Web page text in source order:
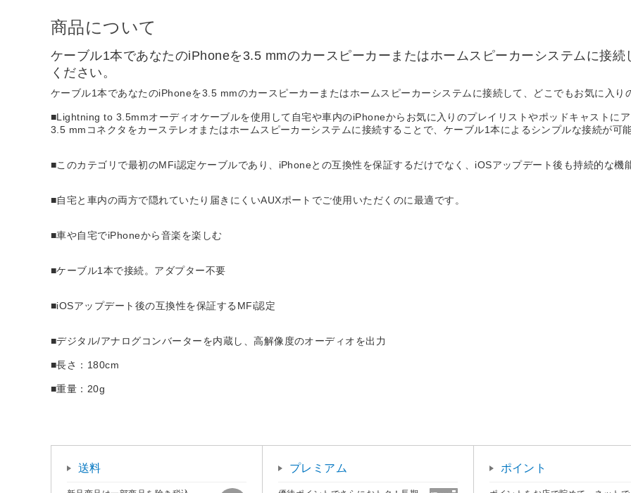
商品について
ケーブル1本であなたのiPhoneを3.5 mmのカースピーカーまたはホームスピーカーシステムに接
ください。
ケーブル1本であなたのiPhoneを3.5 mmのカースピーカーまたはホームスピーカーシステムに接続して、どこでもお気に入り
■Lightning to 3.5mmオーディオケーブルを使用して自宅や車内のiPhoneからお気に入りのプレイリストやポッドキャストに
3.5 mmコネクタをカーステレオまたはホームスピーカーシステムに接続することで、ケーブル1本によるシンプルな接続が可能
■このカテゴリで最初のMFi認定ケーブルであり、iPhoneとの互換性を保証するだけでなく、iOSアップデート後も持続的な機
■自宅と車内の両方で隠れていたり届きにくいAUXポートでご使用いただくのに最適です。
■車や自宅でiPhoneから音楽を楽しむ
■ケーブル1本で接続。アダプター不要
■iOSアップデート後の互換性を保証するMFi認定
■デジタル/アナログコンバーターを内蔵し、高解像度のオーディオを出力
■長さ：180cm
■重量：20g
送料 プレミアム ポイント